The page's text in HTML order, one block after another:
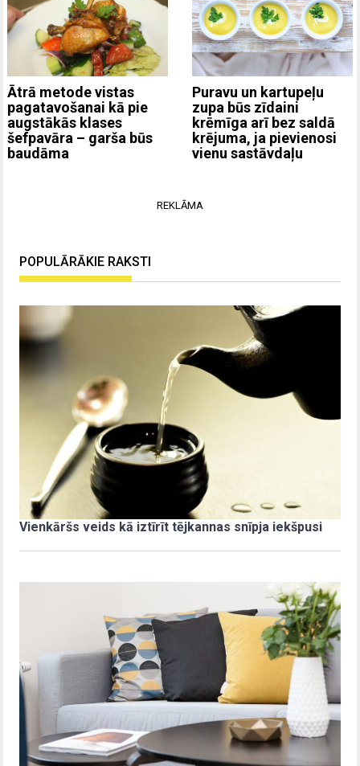
Ātrā metode vistas
pagatavošanai kā pie
augstākās klases
šefpavāra – garša būs
baudāma
Puravu un kartupeļu
zupa būs zīdaini
krēmīga arī bez saldā
krējuma, ja pievienosi
vienu sastāvdaļu
REKLĀMA
POPULĀRĀKIE RAKSTI
Vienkāršs veids kā iztīrīt tējkannas snīpja iekšpusi